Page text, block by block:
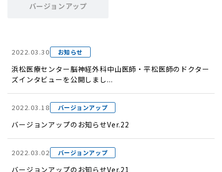
バージョンアップ
2022.03.30 お知らせ
浜松医療センター脳神経外科中山医師・平松医師のドクター
ズインタビューを公開しまし...
2022.03.18 バージョンアップ
バージョンアップのお知らせVer.22
2022.03.02 バージョンアップ
バージョンアップのお知らせVer.21